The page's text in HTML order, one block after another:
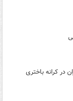
در کرانه باختری